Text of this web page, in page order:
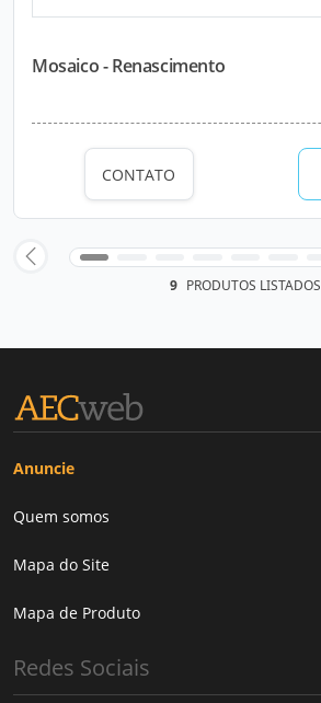
Mosaico - Renascimento
CONTATO
9 PRODUTOS LISTADOS
Anuncie
Quem somos
Mapa do Site
Mapa de Produto
Redes Sociais